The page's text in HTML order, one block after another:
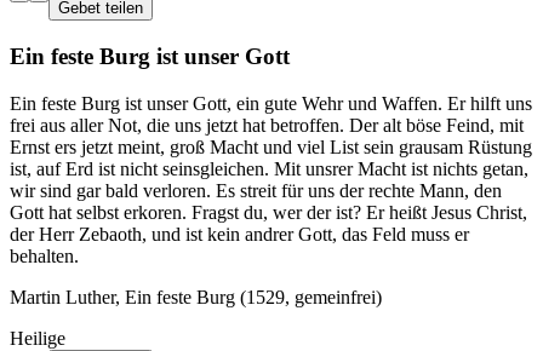
Gebet teilen
Ein feste Burg ist unser Gott
Ein feste Burg ist unser Gott, ein gute Wehr und Waffen. Er hilft uns
frei aus aller Not, die uns jetzt hat betroffen. Der alt böse Feind, mit
Ernst ers jetzt meint, groß Macht und viel List sein grausam Rüstung
ist, auf Erd ist nicht seinsgleichen. Mit unsrer Macht ist nichts getan,
wir sind gar bald verloren. Es streit für uns der rechte Mann, den
Gott hat selbst erkoren. Fragst du, wer der ist? Er heißt Jesus Christ,
der Herr Zebaoth, und ist kein andrer Gott, das Feld muss er
behalten.
Martin Luther, Ein feste Burg (1529, gemeinfrei)
Heilige